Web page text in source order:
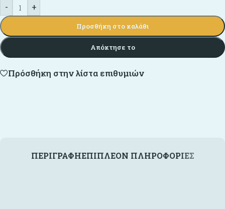
-
+
Προσθήκη στο καλάθι
Απόκτησε το
Πρόσθήκη στην λίστα επιθυμιών
ΠΕΡΙΓΡΑΦΉΕΠΙΠΛΈΟΝ ΠΛΗΡΟΦΟΡΊΕΣ